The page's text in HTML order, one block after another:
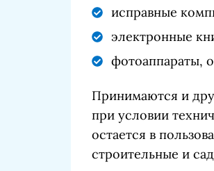
исправные
электронные
фотоаппараты,
Принимаются и
при условии
остается в
строительные и